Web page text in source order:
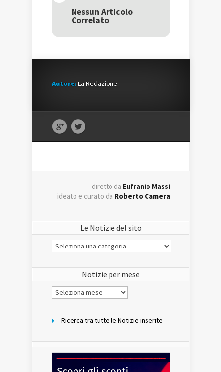
una
nuova
finestra)
nuova
finestra)
una
nuova
Nessun Articolo
Correlato
Autore:La Redazione
diretto da Eufranio Massi
ideato e curato da Roberto Camera
Le Notizie del sito
Le
Notizie
Notizie per mese
Notizie
per
Ricerca tra tutte le Notizie inserite